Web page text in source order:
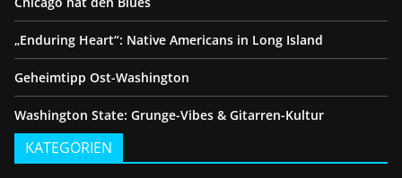
„Enduring Heart“: Native Americans in Long Island
Geheimtipp Ost-Washington
Washington State: Grunge-Vibes & Gitarren-Kultur
KATEGORIEN